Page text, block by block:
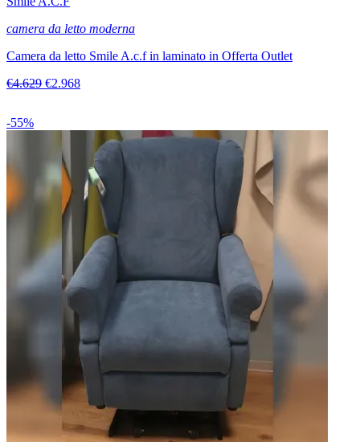
camera da letto moderna
Camera da letto Smile A.c.f in laminato in Offerta Outlet
€4.629 €2.968
-55%